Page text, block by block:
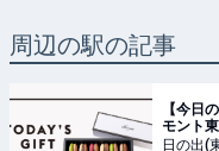
周辺の駅の記事
【今日
モント
日の出(